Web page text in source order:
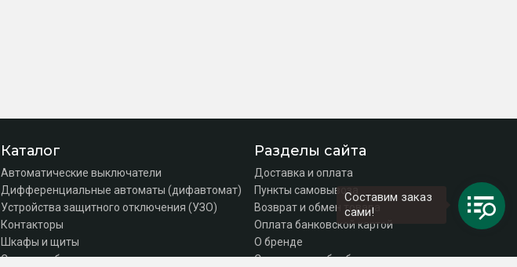
Каталог
Автоматические выключатели
Дифференциальные автоматы (дифавтомат)
Устройства защитного отключения (УЗО)
Контакторы
Шкафы и щиты
Силовое оборудование
Разделы сайта
Доставка и оплата
Пункты самовывоза
Возврат и обмен товара
Оплата банковской картой
О бренде
Согласие на обработку персональных данных
Составим заказ
сами!